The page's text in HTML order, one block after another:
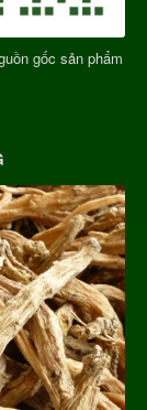
gốc sản phẩm